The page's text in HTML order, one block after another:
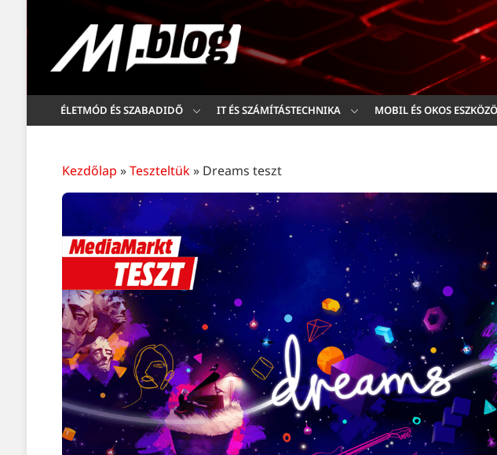
ÉLETMÓD ÉS SZABADIDŐ IT ÉS SZÁMÍTÁSTECHNIKA MOBIL ÉS OKOS
Kezdőlap »Teszteltük» Dreams teszt